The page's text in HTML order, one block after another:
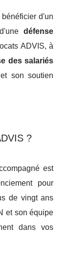
d'un
défense
ADVIS, à
des salariés
son soutien
?
est
pour
de vingt ans
et son équipe
dans vos